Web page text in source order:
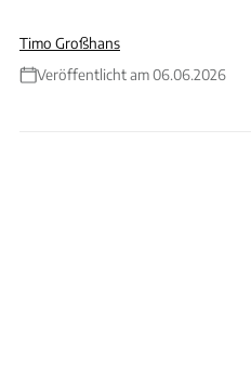
Timo Großhans
Veröffentlicht am 06.06.2026